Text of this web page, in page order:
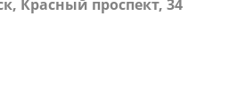
Красный проспект, 34